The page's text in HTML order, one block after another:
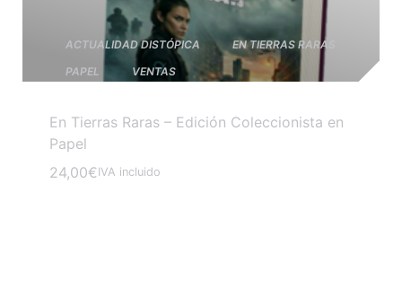
ACTUALIDAD DISTÓPICA
EN TIERRAS RARAS
PAPEL
VENTAS
En Tierras Raras – Edición Coleccionista en
Papel
24,00€IVA incluido